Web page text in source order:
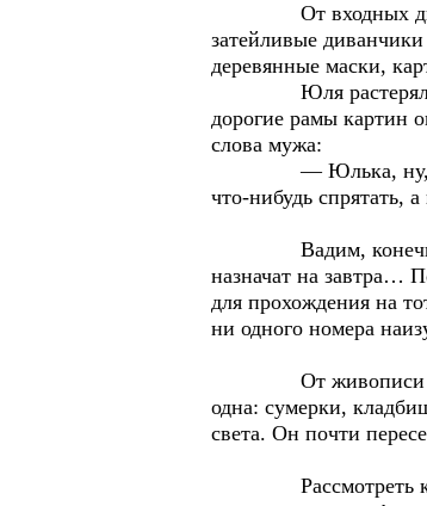
От входных дверей
затейливые
деревянные маски,
Юля растерялась:
дорогие рамы картин
слова мужа:
— Юлька, ну, куда
что-нибудь спрятать,
Вадим, конечно,
назначат на завтра…
для прохождения на
ни одного номера
От живописи Юля
одна: сумерки,
света. Он почти
Рассмотреть